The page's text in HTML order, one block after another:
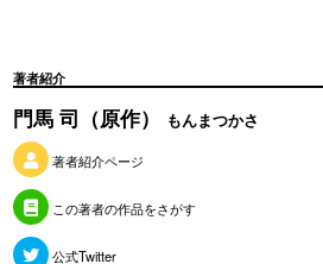
著者紹介
門馬 司（原作） もんまつかさ
著者紹介ページ
この著者の作品をさがす
公式Twitter